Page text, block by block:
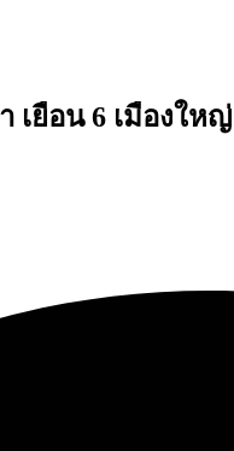
ยือน 6 เมืองใหญ่